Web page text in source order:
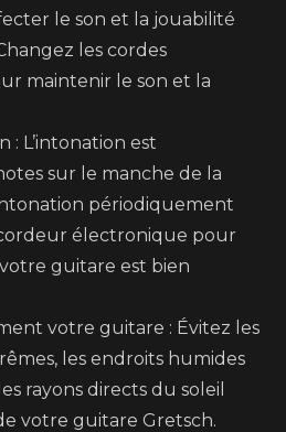
le son et la jouabilité
les cordes
maintenir le son et la
: L’intonation est
sur le manche de la
périodiquement
électronique pour
guitare est bien
votre guitare : Évitez les
les endroits humides
rayons directs du soleil
votre guitare Gretsch.